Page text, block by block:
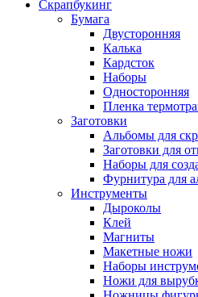
Скрапбукинг
Бумага
Двусторонняя
Калька
Кардсток
Наборы
Односторонняя
Пленка
Заготовки
Альбомы для
Заготовки для
Наборы для
Фурнитура для
Инструменты
Дыроколы
Клей
Магниты
Макетные ножи
Наборы
Ножи для